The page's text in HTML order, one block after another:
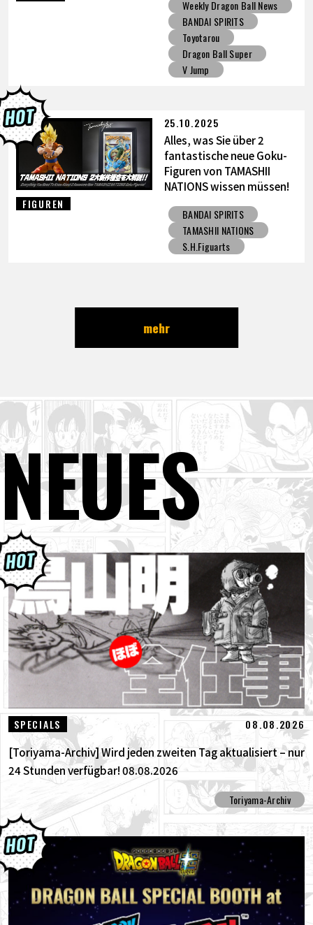
Vater-Sohn Kamehameha
Figur!
Weekly Dragon Ball News
BANDAI SPIRITS
Toyotarou
Dragon Ball Super
V Jump
FIGUREN
25.10.2025
Alles, was Sie über 2
fantastische neue Goku-
Figuren von TAMASHII
NATIONS wissen müssen!
BANDAI SPIRITS
TAMASHII NATIONS
S.H.Figuarts
mehr
NEUES
SPECIALS 08.08.2026
[Toriyama-Archiv] Wird jeden zweiten Tag aktualisiert – nur
24 Stunden verfügbar! 08.08.2026
Toriyama-Archiv